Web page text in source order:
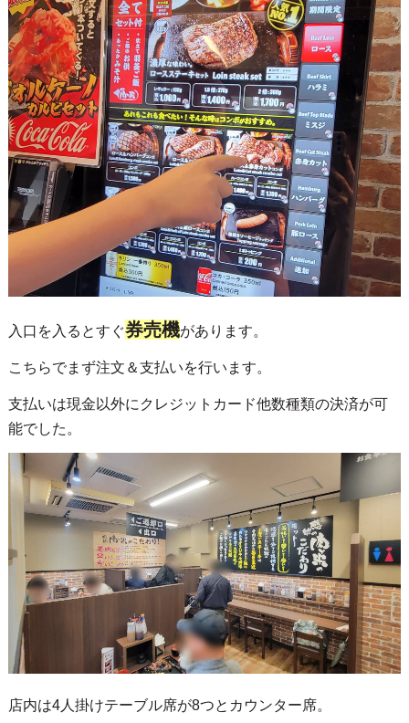
入口を入るとすぐ券売機があります。
こちらでまず注文＆支払いを行います。
支払いは現金以外にクレジットカード他数種類の決済が可
能でした。
店内は4人掛けテーブル席が8つとカウンター席。